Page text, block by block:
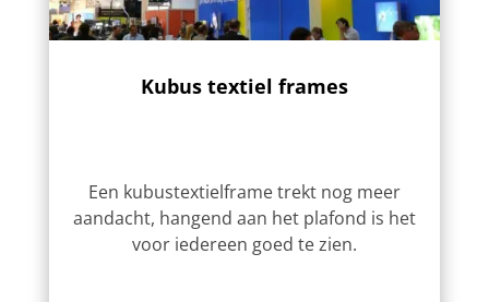
Kubus textiel frames
Een kubustextielframe trekt nog meer
aandacht, hangend aan het plafond is het
voor iedereen goed te zien.